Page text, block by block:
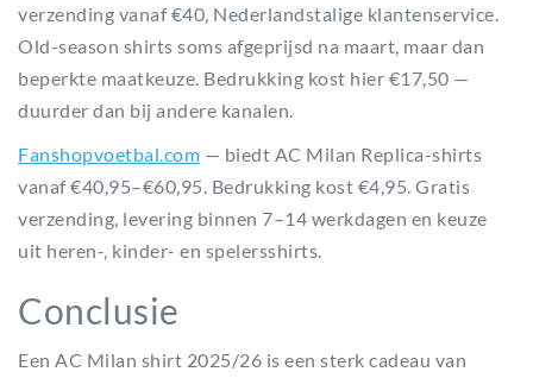
verzending vanaf €40, Nederlandstalige klantenservice.
Old-season shirts soms afgeprijsd na maart, maar dan
beperkte maatkeuze. Bedrukking kost hier €17,50 —
duurder dan bij andere kanalen.
Fanshopvoetbal.com — biedt AC Milan Replica-shirts
vanaf €40,95–€60,95. Bedrukking kost €4,95. Gratis
verzending, levering binnen 7–14 werkdagen en keuze
uit heren-, kinder- en spelersshirts.
Conclusie
Een AC Milan shirt 2025/26 is een sterk cadeau van